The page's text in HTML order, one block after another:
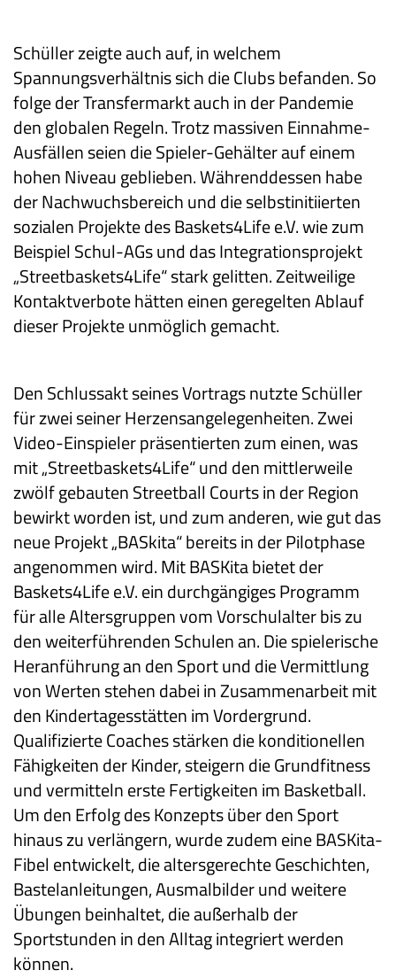
Schüller zeigte auch auf, in welchem
Spannungsverhältnis sich die Clubs befanden. So
folge der Transfermarkt auch in der Pandemie
den globalen Regeln. Trotz massiven Einnahme-
Ausfällen seien die Spieler-Gehälter auf einem
hohen Niveau geblieben. Währenddessen habe
der Nachwuchsbereich und die selbstinitiierten
sozialen Projekte des Baskets4Life e.V. wie zum
Beispiel Schul-AGs und das Integrationsprojekt
„Streetbaskets4Life“ stark gelitten. Zeitweilige
Kontaktverbote hätten einen geregelten Ablauf
dieser Projekte unmöglich gemacht.
Den Schlussakt seines Vortrags nutzte Schüller
für zwei seiner Herzensangelegenheiten. Zwei
Video-Einspieler präsentierten zum einen, was
mit „Streetbaskets4Life“ und den mittlerweile
zwölf gebauten Streetball Courts in der Region
bewirkt worden ist, und zum anderen, wie gut das
neue Projekt „BASkita“ bereits in der Pilotphase
angenommen wird. Mit BASKita bietet der
Baskets4Life e.V. ein durchgängiges Programm
für alle Altersgruppen vom Vorschulalter bis zu
den weiterführenden Schulen an. Die spielerische
Heranführung an den Sport und die Vermittlung
von Werten stehen dabei in Zusammenarbeit mit
den Kindertagesstätten im Vordergrund.
Qualifizierte Coaches stärken die konditionellen
Fähigkeiten der Kinder, steigern die Grundfitness
und vermitteln erste Fertigkeiten im Basketball.
Um den Erfolg des Konzepts über den Sport
hinaus zu verlängern, wurde zudem eine BASKita-
Fibel entwickelt, die altersgerechte Geschichten,
Bastelanleitungen, Ausmalbilder und weitere
Übungen beinhaltet, die außerhalb der
Sportstunden in den Alltag integriert werden
können.